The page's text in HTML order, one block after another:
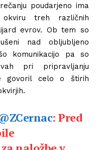
poudarjeno ima
treh različnih
evrov. Ob tem so
nad obljubljeno
komunikacijo pa so
pri pripravljanju
govoril celo o štirih
: Pred